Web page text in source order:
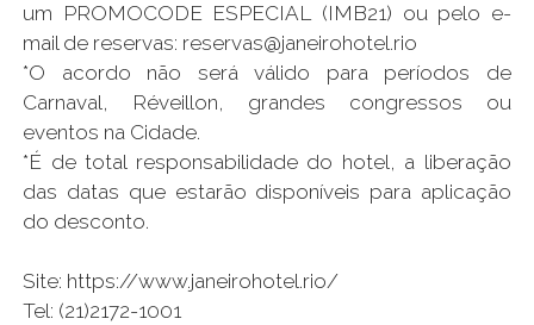
um PROMOCODE ESPECIAL (IMB21) ou pelo e-
mail de reservas: reservas@janeirohotel.rio
*O acordo não será válido para períodos de
Carnaval, Réveillon, grandes congressos ou
eventos na Cidade.
*É de total responsabilidade do hotel, a liberação
das datas que estarão disponíveis para aplicação
do desconto.
Site: https://www.janeirohotel.rio/
Tel: (21)2172-1001